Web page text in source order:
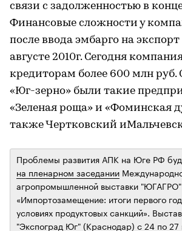
связи с задолженностью в конце
Финансовые сложности у
после ввода эмбарго на экспорт
августе 2010г. Сегодня
кредиторам более 600 млн руб.
«Юг-зерно» были такие
«Зеленая роща» и «Фоминская
также Чертковский
Проблемы развития АПК на Юге РФ
на пленарном заседании
агропромышленной выставки "ЮГАГРО"
«Импортозамещение: итоги первого
условиях продуктовых санкций».
"Экспоград Юг" (Краснодар) с 24 по 27